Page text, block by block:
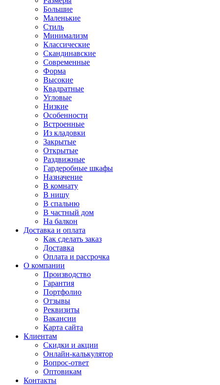
Большие
Маленькие
Стиль
Минимализм
Классические
Скандинавские
Современные
Форма
Высокие
Квадратные
Угловые
Низкие
Особенности
Встроенные
Из кладовки
Закрытые
Открытые
Раздвижные
Гардеробные шкафы
Назначение
В комнату
В нишу
В спальню
В частный дом
На балкон
Доставка и оплата
Как сделать заказ
Доставка
Оплата и рассрочка
О компании
Производство
Гарантия
Портфолио
Отзывы
Реквизиты
Вакансии
Карта сайта
Клиентам
Скидки и акции
Онлайн-калькулятор
Вопрос-ответ
Оптовикам
Контакты